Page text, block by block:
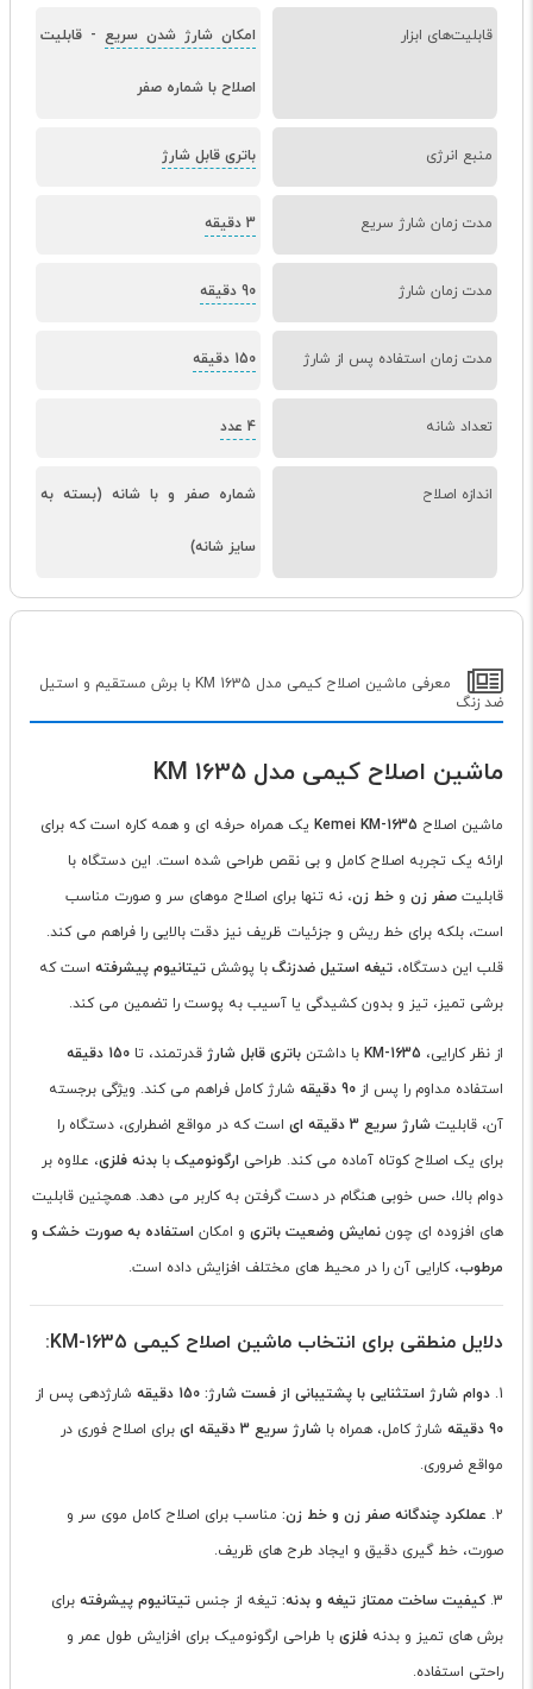
قابلیت‌های ابزار امکان شارژ شدن سریع - قابلیت
اصلاح با شماره صفر
منبع انرژی باتری قابل شارژ
مدت زمان شارژ سریع 3 دقیقه
مدت زمان شارژ 90 دقیقه
مدت زمان استفاده پس از شارژ 150 دقیقه
تعداد شانه 4 عدد
اندازه اصلاح شماره صفر و با شانه (بسته به
سایز شانه)
معرفی ماشین اصلاح کیمی مدل KM 1635 با برش مستقیم و استیل
ضد زنگ
ماشین اصلاح کیمی مدل KM 1635
ماشین اصلاح Kemei KM-1635 یک همراه حرفه ای و همه کاره است که برای
ارائه یک تجربه اصلاح کامل و بی نقص طراحی شده است. این دستگاه با
قابلیت صفر زن و خط زن، نه تنها برای اصلاح موهای سر و صورت مناسب
است، بلکه برای خط ریش و جزئیات ظریف نیز دقت بالایی را فراهم می کند.
قلب این دستگاه، تیغه استیل ضدزنگ با پوشش تیتانیوم پیشرفته است که
برشی تمیز، تیز و بدون کشیدگی یا آسیب به پوست را تضمین می کند.
از نظر کارایی، KM-1635 با داشتن باتری قابل شارژ قدرتمند، تا 150 دقیقه
استفاده مداوم را پس از 90 دقیقه
شارژ کامل فراهم می کند. ویژگی برجسته
آن، قابلیت شارژ سریع 3 دقیقه ای
است که در مواقع اضطراری، دستگاه را
برای یک اصلاح کوتاه آماده می کند. طراحی ارگونومیک با بدنه فلزی، علاوه بر
دوام بالا، حس خوبی هنگام در دست گرفتن به کاربر می دهد. همچنین قابلیت
های افزوده ای چون نمایش وضعیت باتری و امکان استفاده به صورت خشک و
مرطوب، کارایی آن را در محیط های مختلف افزایش داده است.
دلایل منطقی برای انتخاب ماشین اصلاح کیمی KM-1635:
1. دوام شارژ استثنایی با پشتیبانی از فست شارژ: 150 دقیقه
شارژدهی پس از
90 دقیقه
شارژ کامل، همراه با شارژ سریع 3 دقیقه ای
برای اصلاح فوری در
مواقع ضروری.
2. عملکرد چندگانه صفر زن و خط زن: مناسب برای اصلاح کامل موی سر و
صورت، خط گیری دقیق و ایجاد طرح های ظریف.
3. کیفیت ساخت ممتاز تیغه و بدنه: تیغه از جنس تیتانیوم پیشرفته برای
برش های تمیز و بدنه فلزی با طراحی ارگونومیک برای افزایش طول عمر و
راحتی استفاده.